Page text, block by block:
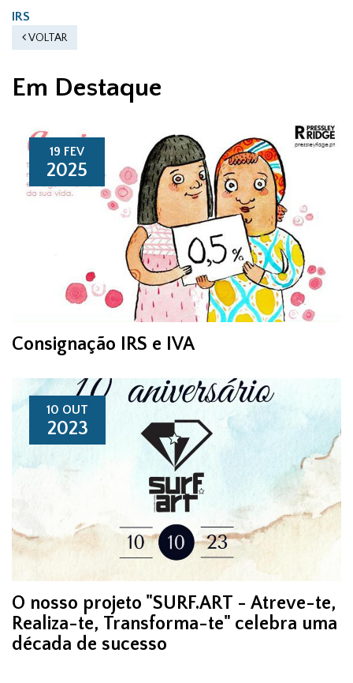
IRS
VOLTAR
Em Destaque
19 FEV
2025
Consignação IRS e IVA
10 OUT
2023
O nosso projeto "SURF.ART - Atreve-te,
Realiza-te, Transforma-te" celebra uma
década de sucesso